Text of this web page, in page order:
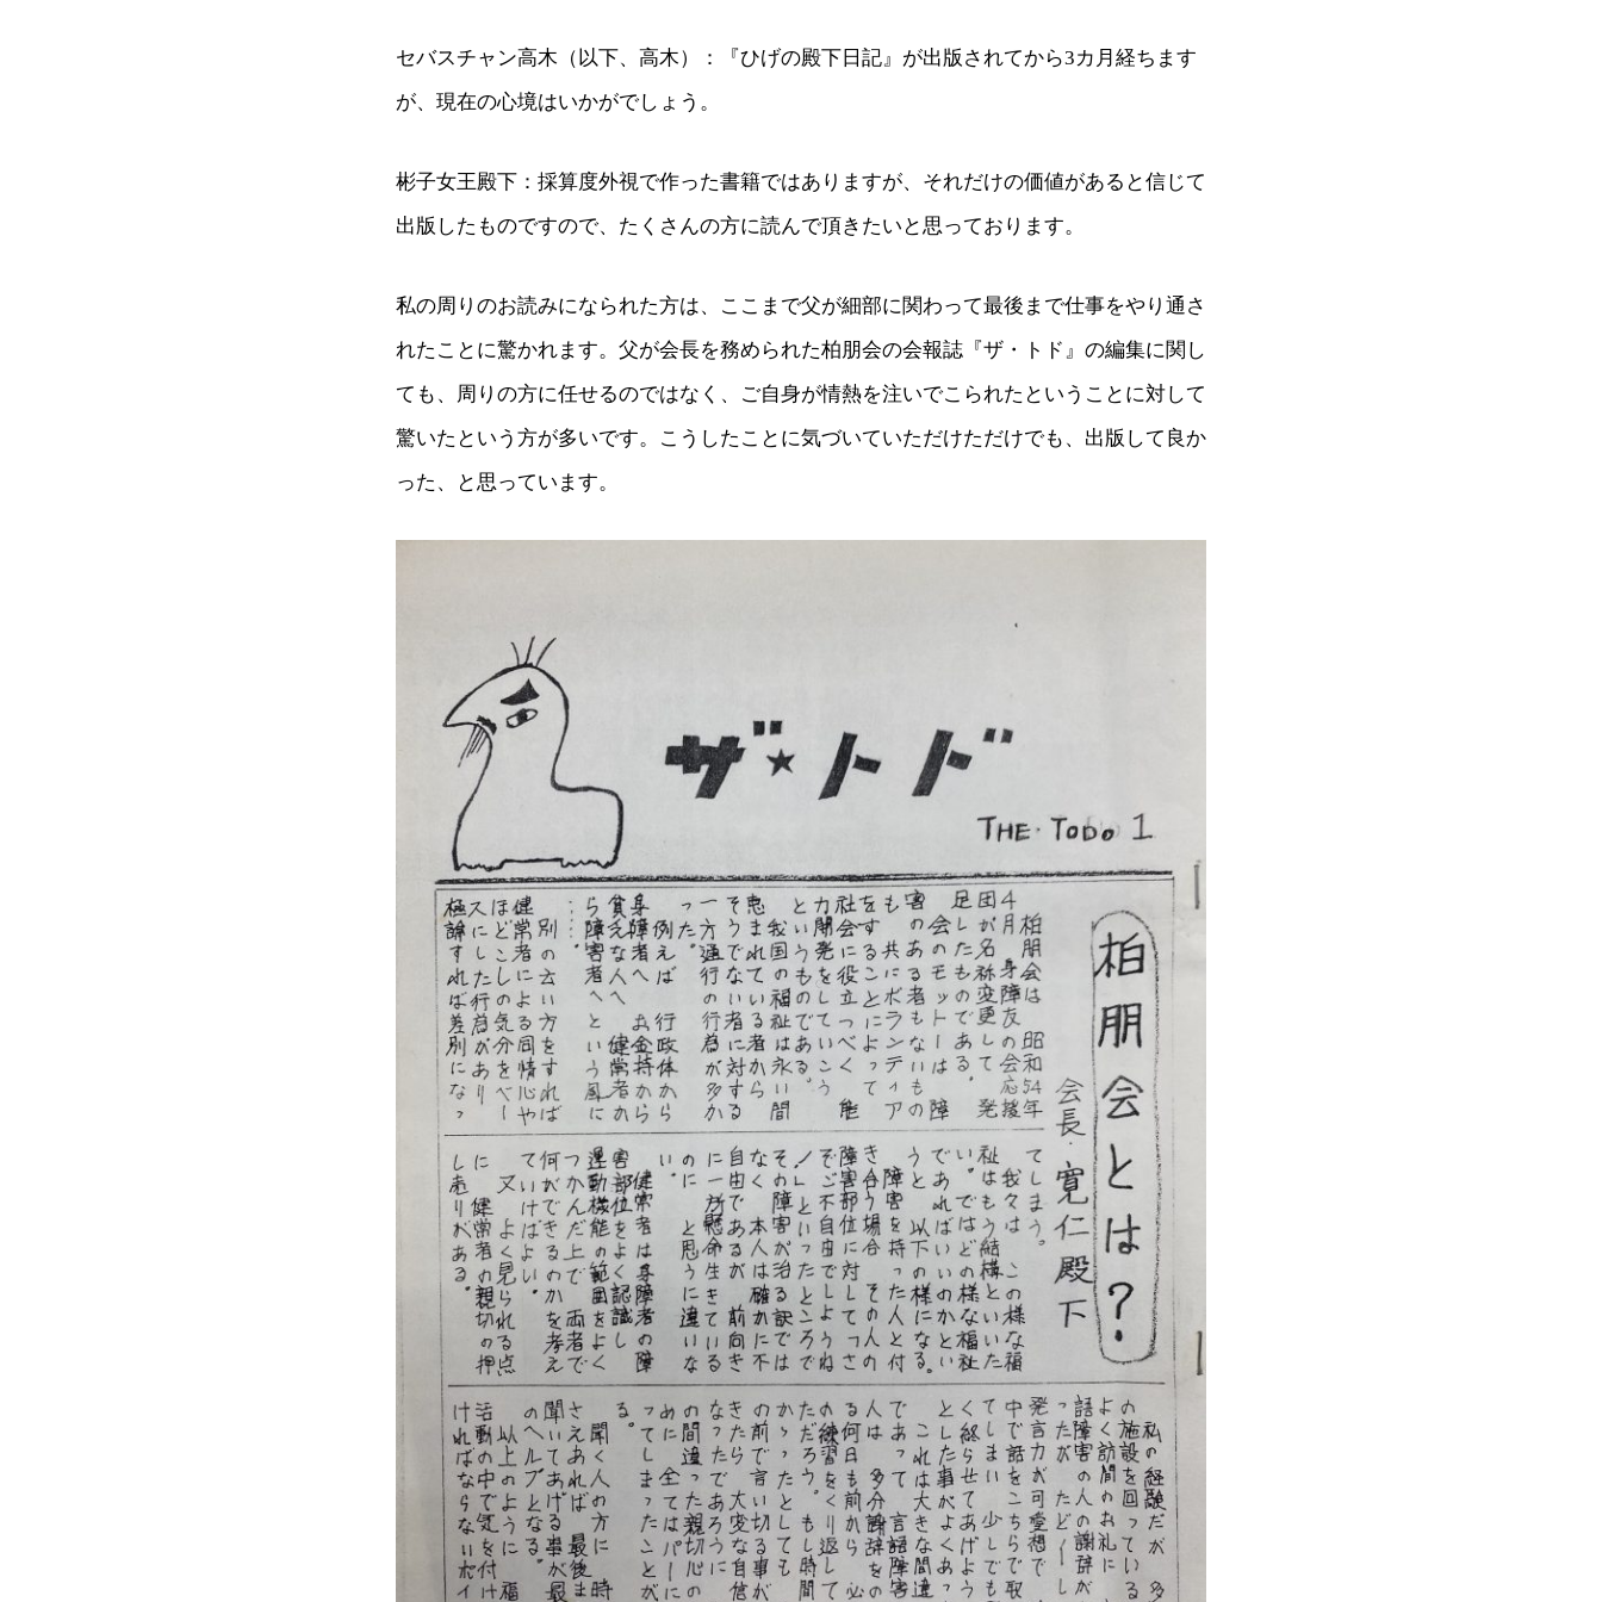
セバスチャン高木（以下、高木）：『ひげの殿下日記』が出版されてから3カ月経ちます
が、現在の心境はいかがでしょう。
彬子女王殿下：採算度外視で作った書籍ではありますが、それだけの価値があると信じて
出版したものですので、たくさんの方に読んで頂きたいと思っております。
私の周りのお読みになられた方は、ここまで父が細部に関わって最後まで仕事をやり通さ
れたことに驚かれます。父が会長を務められた柏朋会の会報誌『ザ・トド』の編集に関し
ても、周りの方に任せるのではなく、ご自身が情熱を注いでこられたということに対して
驚いたという方が多いです。こうしたことに気づいていただけただけでも、出版して良か
った、と思っています。